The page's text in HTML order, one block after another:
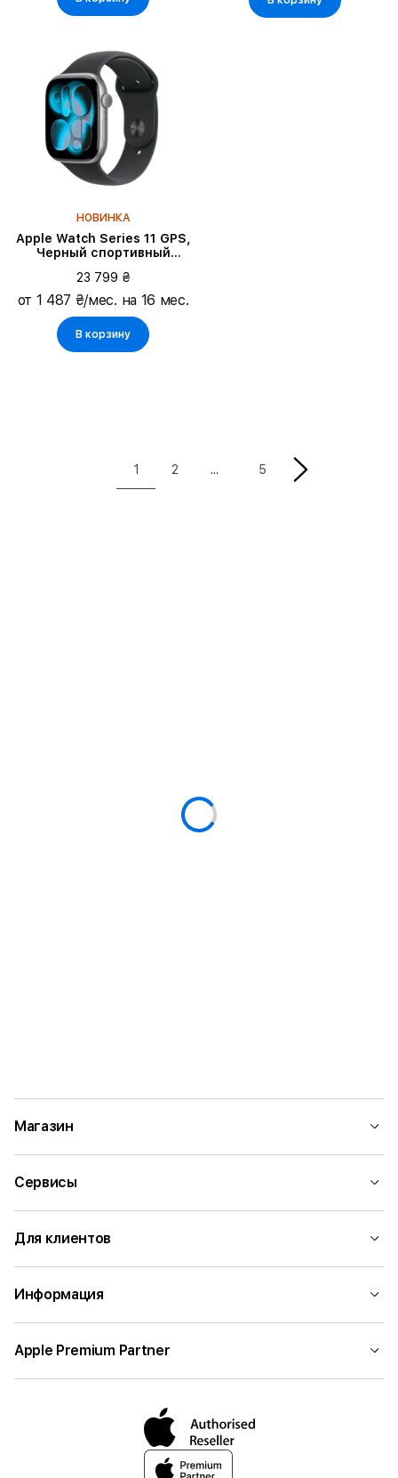
НОВИНКА
Apple Watch Series 11 GPS,
Черный спортивный
Space Grey Aluminium
23 799 ₴
от 1 487 ₴/мес. на 16 мес.
В корзину
1 2 5
Магазин
Сервисы
Для клиентов
Информация
Apple Premium Partner